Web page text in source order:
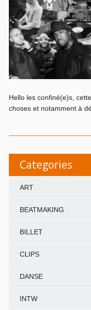
Hello les confiné(e)s,
choses et notamment à
Categories
ART
BEATMAKING
BILLET
CLIPS
DANSE
INTW